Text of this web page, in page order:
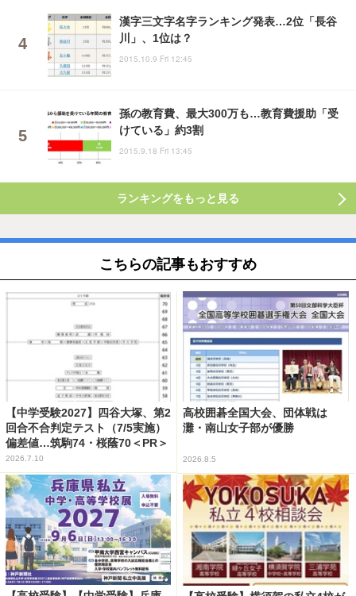
漢字三文字名字ランキング発表…2位「長谷
川」、1位は？
2015.10.9 Fri 12:45
孫の教育費、最大300万も…教育費援助「受
けている」約3割
2015.9.18 Fri 13:45
ランキングをもっと見る
こちらの記事もおすすめ
【中学受験2027】四谷大塚、第2
回合不合判定テスト（7/5実施）
偏差値…筑駒74・桜蔭70＜PR＞
2026.7.10
高校囲碁全国大会、団体戦は
灘・南山女子部が優勝
2026.8.5